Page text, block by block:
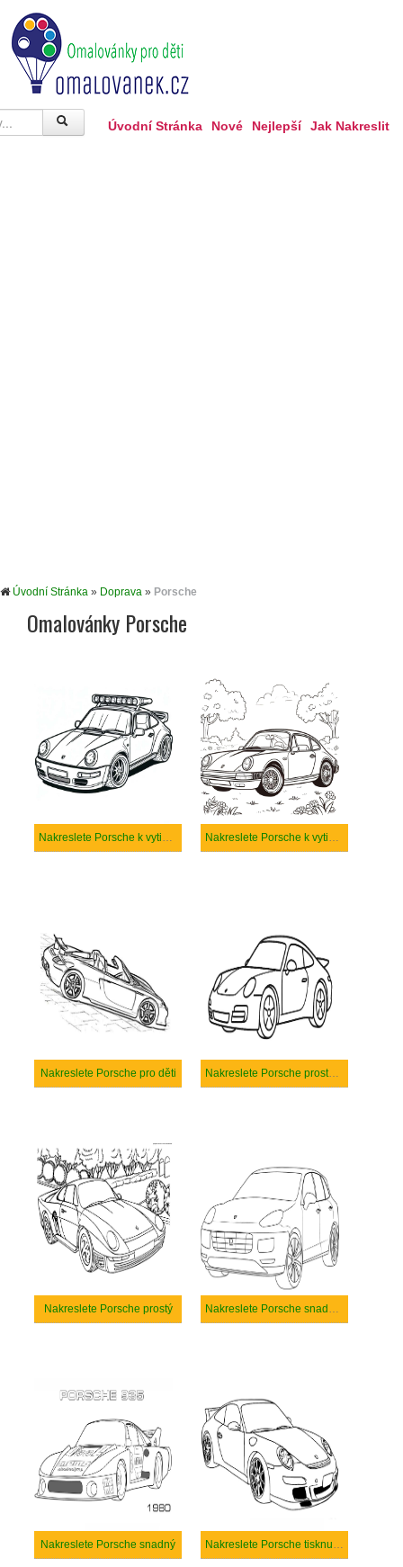
Úvodní Stránka Nové Nejlepší Jak Nakreslit
Úvodní Stránka » Doprava » Porsche
Omalovánky Porsche
Nakreslete Porsche k vytisknutí zdarma Nakreslete Porsche k vytisknutí
Nakreslete Porsche pro děti Nakreslete Porsche prostý tisknutelné
Nakreslete Porsche prostý Nakreslete Porsche snadný tisknutelné
Nakreslete Porsche snadný Nakreslete Porsche tisknutelné pro děti